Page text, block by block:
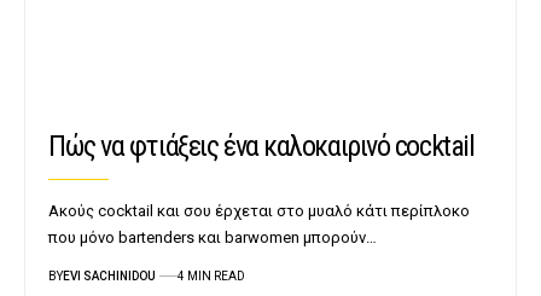
Πώς να φτιάξεις ένα καλοκαιρινό cocktail
Ακούς cocktail και σου έρχεται στο μυαλό κάτι περίπλοκο
που μόνο bartenders και barwomen μπορούν…
BYEVI SACHINIDOU 4 MIN READ